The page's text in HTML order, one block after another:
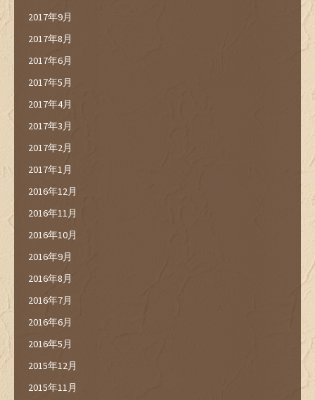
2017年9月
2017年8月
2017年6月
2017年5月
2017年4月
2017年3月
2017年2月
2017年1月
2016年12月
2016年11月
2016年10月
2016年9月
2016年8月
2016年7月
2016年6月
2016年5月
2015年12月
2015年11月